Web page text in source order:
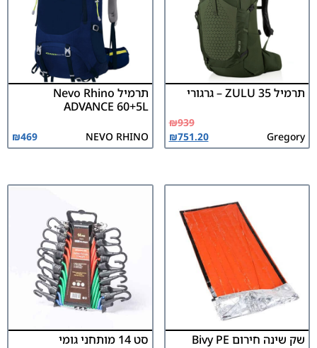
תרמיל ZULU 35 – גרגורי
Gregory
₪939
₪751.20
תרמיל Nevo Rhino
ADVANCE 60+5L
NEVO RHINO
₪469
שק שינה חירום Bivy PE סט 14 מותחני גומי